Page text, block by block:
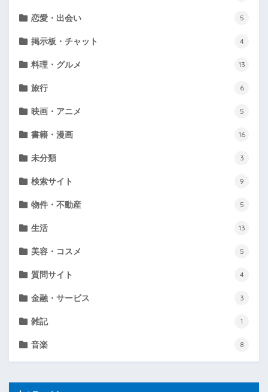
恋愛・出会い 5
掲示板・チャット 4
料理・グルメ 13
旅行 6
映画・アニメ 5
書籍・漫画 16
未分類 3
検索サイト 9
物件・不動産 5
生活 13
美容・コスメ 5
質問サイト 4
金融・サービス 3
雑記 1
音楽 8